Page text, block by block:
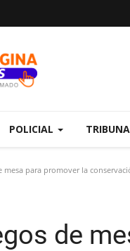
POLICIAL
mesa para promover la
de